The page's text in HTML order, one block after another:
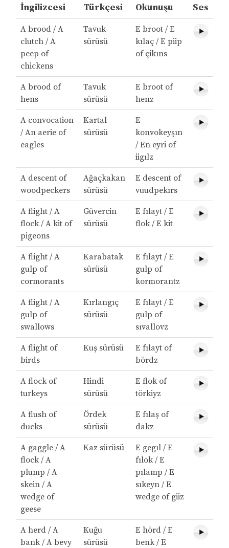
İngilizcesi Türkçesi Okunuşu Ses
A brood / A
clutch / A
peep of
chickens
Tavuk
sürüsü
E broot / E
kılaç / E piip
of çikıns
A brood of
hens
Tavuk
sürüsü
E broot of
henz
A convocation
/ An aerie of
eagles
Kartal
sürüsü
E
konvokeyşın
/ En eyri of
iigılz
A descent of
woodpeckers
Ağaçkakan
sürüsü
E descent of
vuudpekırs
A flight / A
flock / A kit of
pigeons
Güvercin
sürüsü
E fılayt / E
flok / E kit
A flight / A
gulp of
cormorants
Karabatak
sürüsü
E fılayt / E
gulp of
kormorantz
A flight / A
gulp of
swallows
Kırlangıç
sürüsü
E fılayt / E
gulp of
sıvallovz
A flight of
birds
Kuş sürüsü
E fılayt of
bördz
A flock of
turkeys
Hindi
sürüsü
E flok of
törkiyz
A flush of
ducks
Ördek
sürüsü
E fılaş of
dakz
A gaggle / A
flock / A
plump / A
skein / A
wedge of
geese
Kaz sürüsü
E gegıl / E
fılok / E
pılamp / E
sıkeyn / E
wedge of giiz
A herd / A
bank / A bevy
Kuğu
sürüsü
E hörd / E
benk / E